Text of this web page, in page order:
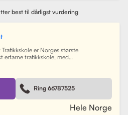
best til dårligst vurdering
er Norges største
erfarne trafikkskole, med
Siden oppstarten har
som mål å tilby
og engasjert
for både
Ring 66787525
Hele Norge